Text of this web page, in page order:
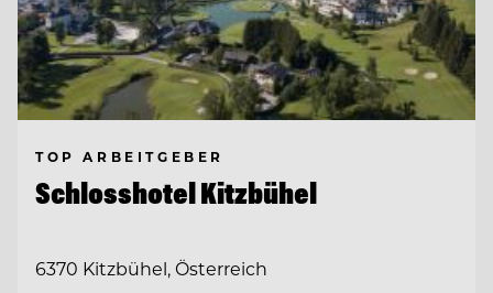
TOP ARBEITGEBER
Schlosshotel Kitzbühel
6370 Kitzbühel, Österreich